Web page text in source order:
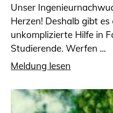
Unser
Herzen! Deshalb gibt es
unkomplizierte Hilfe in
Studierende. Werfen ...
Meldung lesen